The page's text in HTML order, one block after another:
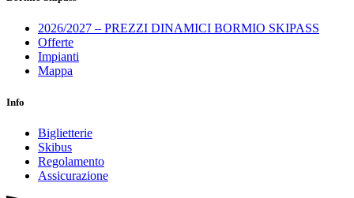
2026/2027 – PREZZI DINAMICI BORMIO SKIPASS
Offerte
Impianti
Mappa
Info
Biglietterie
Skibus
Regolamento
Assicurazione